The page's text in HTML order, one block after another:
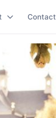
Contact